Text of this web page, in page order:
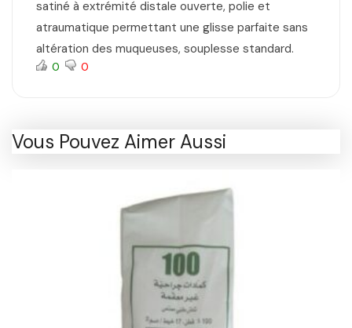
satiné à extrémité distale ouverte, polie et
atraumatique permettant une glisse parfaite sans
altération des muqueuses, souplesse standard.
0 0
Vous Pouvez Aimer Aussi